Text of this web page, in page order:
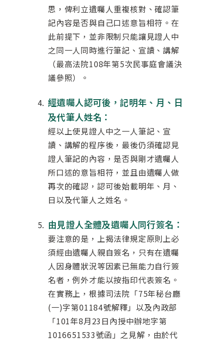
思，俾利立遺囑人重複核對、確認筆
記內容是否與自己口述意旨相符。在
此前提下，並非限制只能讓見證人中
之同一人同時進行筆記、宣讀、講解
（最高法院108年第5次民事庭會議決
議參照）。
經遺囑人認可後，記明年、月、日
及代筆人姓名：
經以上使見證人中之一人筆記、宣
讀、講解的程序後，最後仍須確認見
證人筆記的內容，是否與剛才遺囑人
所口述的意旨相符，並且由遺囑人做
再次的確認，認可後始載明年、月、
日以及代筆人之姓名。
由見證人全體及遺囑人同行簽名：
要注意的是，上揭法律規定原則上必
須經由遺囑人親自簽名，只有在遺囑
人因身體狀況等因素已無能力自行簽
名者，例外才能以按指印代表簽名。
在實務上，根據司法院「75年秘台廳
(一)字第01184號解釋」以及內政部
「101年8月23日內授中辦地字第
1016651533號函」之見解，由於代